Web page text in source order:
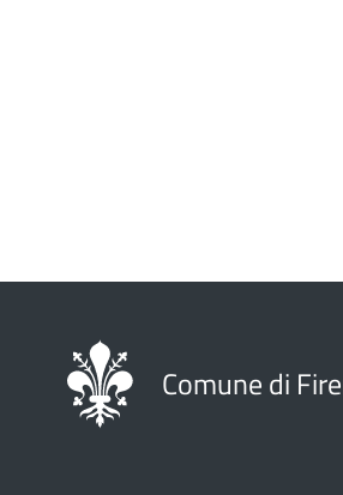
Comune di